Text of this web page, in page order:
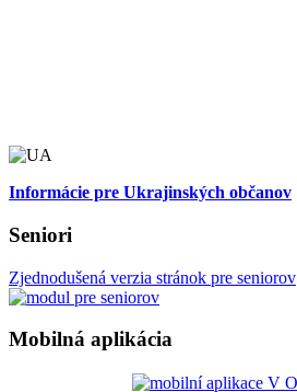
Informácie pre Ukrajinských občanov
Seniori
Zjednodušená verzia stránok pre seniorov
Mobilná aplikácia